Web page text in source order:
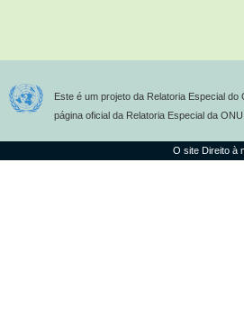
Este é um projeto da Relatoria Especial
página oficial da Relatoria Especial da
O site Direito à